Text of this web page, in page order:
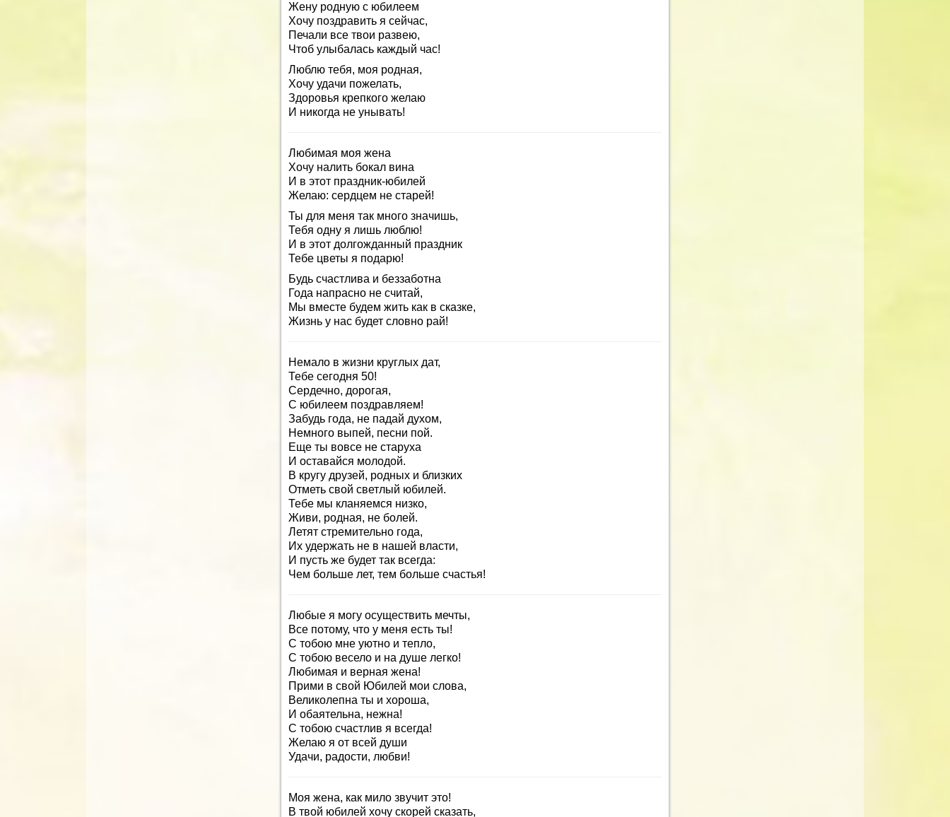
Жену родную с юбилеем
Хочу поздравить я сейчас,
Печали все твои развею,
Чтоб улыбалась каждый час!
Люблю тебя, моя родная,
Хочу удачи пожелать,
Здоровья крепкого желаю
И никогда не унывать!
Любимая моя жена
Хочу налить бокал вина
И в этот праздник-юбилей
Желаю: сердцем не старей!
Ты для меня так много значишь,
Тебя одну я лишь люблю!
И в этот долгожданный праздник
Тебе цветы я подарю!
Будь счастлива и беззаботна
Года напрасно не считай,
Мы вместе будем жить как в сказке,
Жизнь у нас будет словно рай!
Немало в жизни круглых дат,
Тебе сегодня 50!
Сердечно, дорогая,
С юбилеем поздравляем!
Забудь года, не падай духом,
Немного выпей, песни пой.
Еще ты вовсе не старуха
И оставайся молодой.
В кругу друзей, родных и близких
Отметь свой светлый юбилей.
Тебе мы кланяемся низко,
Живи, родная, не болей.
Летят стремительно года,
Их удержать не в нашей власти,
И пусть же будет так всегда:
Чем больше лет, тем больше счастья!
Любые я могу осуществить мечты,
Все потому, что у меня есть ты!
С тобою мне уютно и тепло,
С тобою весело и на душе легко!
Любимая и верная жена!
Прими в свой Юбилей мои слова,
Великолепна ты и хороша,
И обаятельна, нежна!
С тобою счастлив я всегда!
Желаю я от всей души
Удачи, радости, любви!
Моя жена, как мило звучит это!
В твой юбилей хочу скорей сказать,